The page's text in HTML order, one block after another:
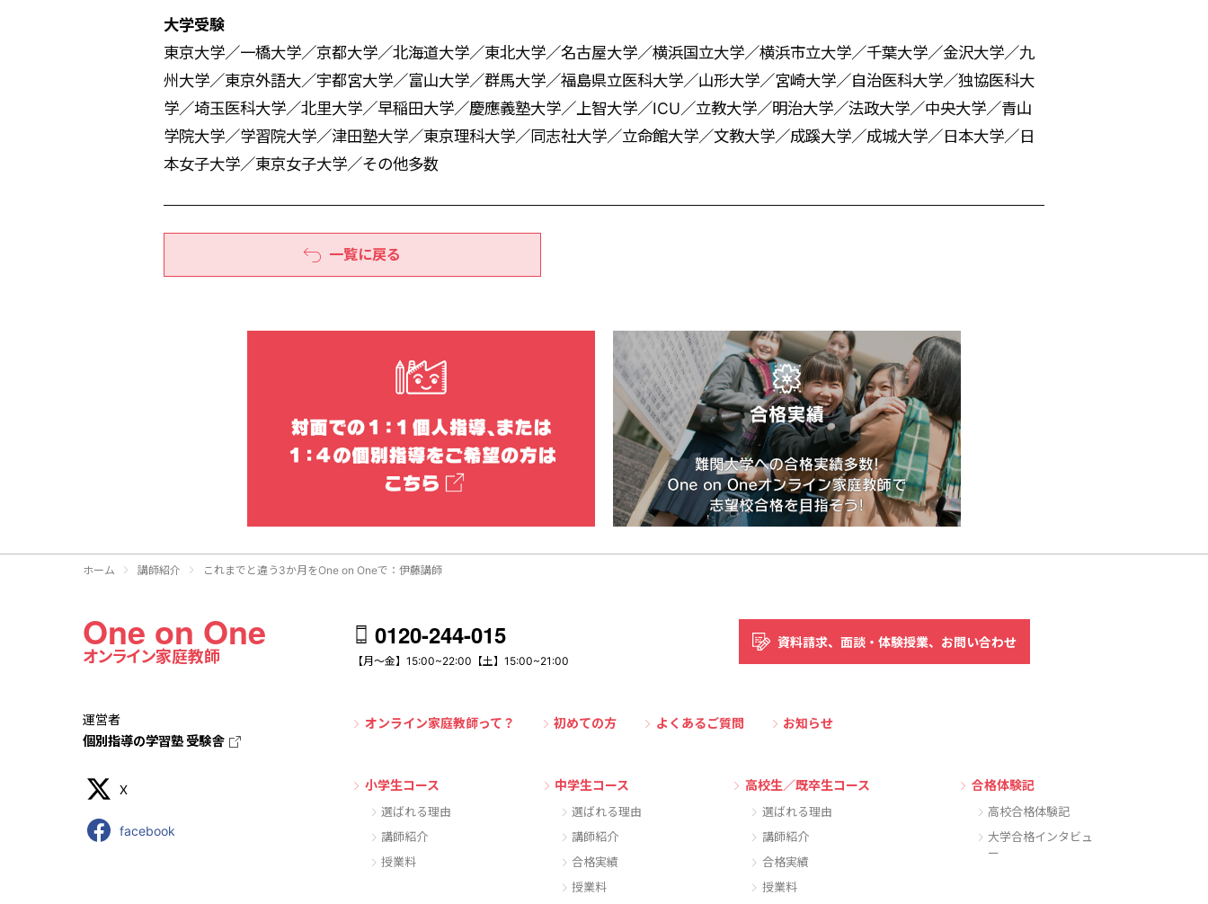
大学受験
東京大学／一橋大学／京都大学／北海道大学／東北大学／名古屋大学／横浜国立大学／横浜市立大学／千葉大学／金沢大学／九
州大学／東京外語大／宇都宮大学／富山大学／群馬大学／福島県立医科大学／山形大学／宮崎大学／自治医科大学／独協医科大
学／埼玉医科大学／北里大学／早稲田大学／慶應義塾大学／上智大学／ICU／立教大学／明治大学／法政大学／中央大学／青山
学院大学／学習院大学／津田塾大学／東京理科大学／同志社大学／立命館大学／文教大学／成蹊大学／成城大学／日本大学／日
本女子大学／東京女子大学／その他多数
一覧に戻る
ホーム 講師紹介 これまでと違う3か月をOne on Oneで：伊藤講師
One on One
オンライン家庭教師
資料請求、 面談・体験授業、 お問い合わせ
0120-244-015
【月～金】15:00~22:00 【土】15:00~21:00
運営者
個別指導の学習塾 受験舎
X
facebook
オンライン家庭教師って？ 初めての方 よくあるご質問 お知らせ
小学生コース
選ばれる理由
講師紹介
授業料
中学生コース
選ばれる理由
講師紹介
合格実績
授業料
高校生／既卒生コース
選ばれる理由
講師紹介
合格実績
授業料
合格体験記
高校合格体験記
大学合格インタビュ
ー